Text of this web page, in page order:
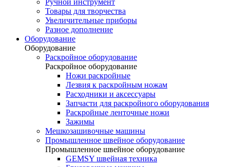
Ручной инструмент
Товары для творчества
Увеличительные приборы
Разное дополнение
Оборудование
Оборудование
Раскройное оборудование
Раскройное оборудование
Ножи раскройные
Лезвия к раскройным ножам
Расходники и аксессуары
Запчасти для раскройного оборудования
Раскройные ленточные ножи
Зажимы
Мешкозашивочные машины
Промышленное швейное оборудование
Промышленное швейное оборудование
GEMSY швейная техника